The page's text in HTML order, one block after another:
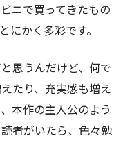
ニで買ってきたもの
にかく多彩です。
思うんだけど、何で
たり、充実感も増え
本作の主人公のよう
者がいたら、色々勉